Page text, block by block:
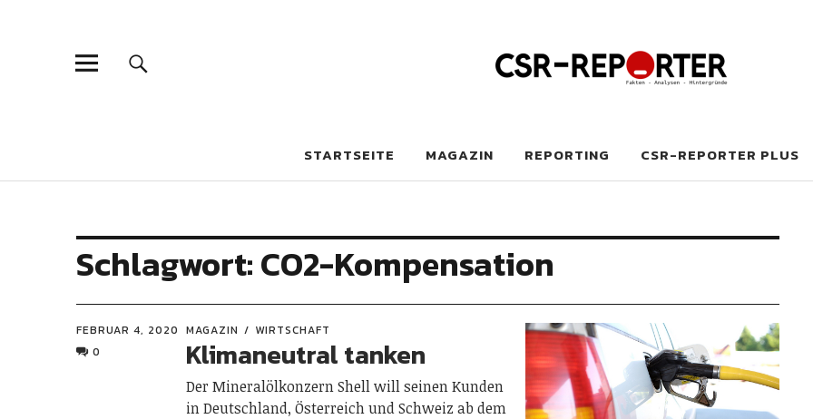
csr-reporter
STARTSEITE MAGAZIN REPORTING CSR-REPORTER PLUS
Schlagwort:CO2-Kompensation
FEBRUAR 4, 2020
0
MAGAZIN WIRTSCHAFT
Klimaneutral tanken
Der Mineralölkonzern Shell will seinen Kunden
in Deutschland, Österreich und Schweiz ab dem